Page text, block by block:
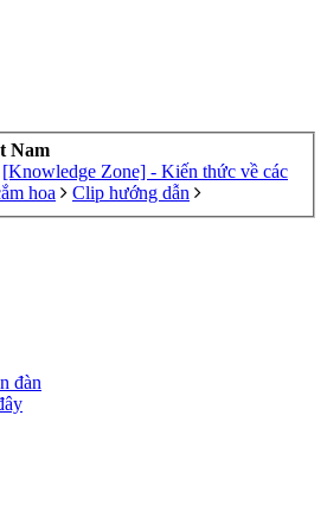
Nam
[Knowledge Zone] - Kiến thức về các
hoa Clip hướng dẫn
đàn